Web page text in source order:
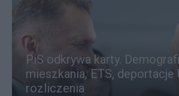
PiS odkrywa karty.
mieszkania, ETS, deportacje
rozliczenia